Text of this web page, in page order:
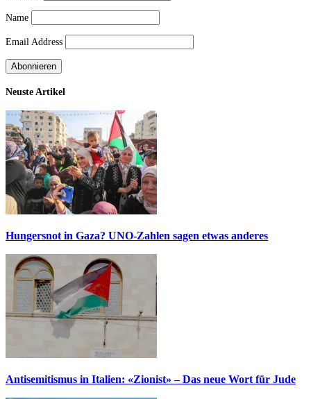
Name
Email Address
Neuste Artikel
Hungersnot in Gaza? UNO-Zahlen sagen etwas anderes
Antisemitismus in Italien: «Zionist» – Das neue Wort für Jude